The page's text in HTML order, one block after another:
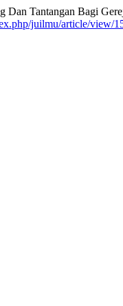
Tantangan Bagi
juilmu/article/view/